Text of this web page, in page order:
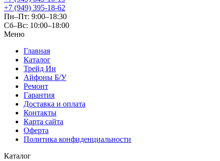
+7 (949) 395-18-62
Пн–Пт: 9:00–18:30
Сб–Вс: 10:00–18:00
Меню
Главная
Каталог
Трейд Ин
Айфоны Б/У
Ремонт
Гарантия
Доставка и оплата
Контакты
Карта сайта
Оферта
Политика конфиденциальности
Каталог